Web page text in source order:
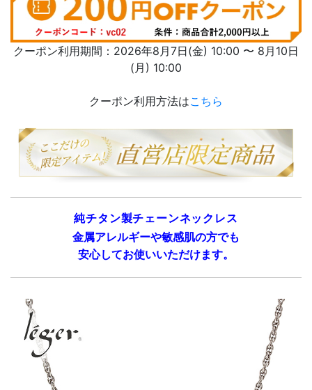
クーポン利用期間：2026年8月7日(金) 10:00 〜 8月10日
(月) 10:00
クーポン利用方法はこちら
純チタン製チェーンネックレス
金属アレルギーや敏感肌の方でも
安心してお使いいただけます。